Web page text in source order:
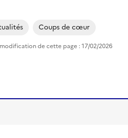
Coups de cœur
de cette page : 17/02/2026